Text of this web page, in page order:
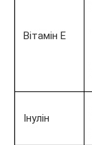
Вітамін Е
Інулін